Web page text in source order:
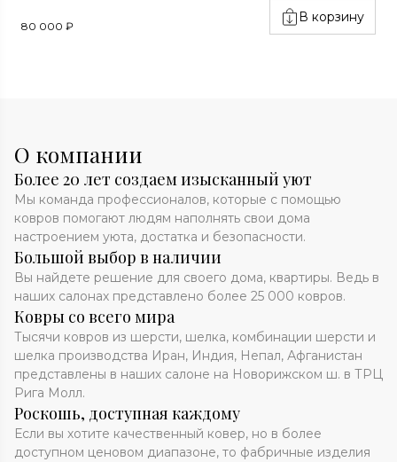
80 000 ₽
В корзину
О компании
Более 20 лет создаем изысканный уют
Мы команда профессионалов, которые с помощью
ковров помогают людям наполнять свои дома
настроением уюта, достатка и безопасности.
Большой выбор в наличии
Вы найдете решение для своего дома, квартиры. Ведь в
наших салонах представлено более 25 000 ковров.
Ковры со всего мира
Тысячи ковров из шерсти, шелка, комбинации шерсти и
шелка производства Иран, Индия, Непал, Афганистан
представлены в наших салоне на Новорижском ш. в ТРЦ
Рига Молл.
Роскошь, доступная каждому
Если вы хотите качественный ковер, но в более
доступном ценовом диапазоне, то фабричные изделия